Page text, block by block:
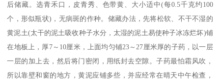
后储藏。选青禾口，皮青秀、色带黄、大小适中(每0.5千克约100
个，形似瓶状)，无病斑的作种。储藏办法，先将松软、不干不湿的
黄泥土(太干的泥土吸收种子水分，太湿的泥土易使种子冰冻烂坏)铺
在地板上，厚7～10厘米，上面均匀铺23～27厘米厚的子药，以一层
一层的加上去，然后将门密闭，用纸封去空隙。子药最怕霜风吹，
所以靠壁和窗的地方，黄泥应铺多些，并应经常在晴天中午检查，